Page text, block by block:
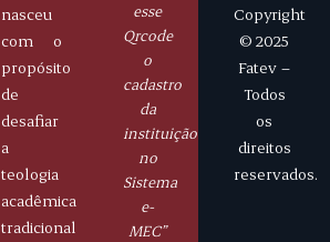
nasceu
com o
propósito
de
desafiar
a
teologia
acadêmica
tradicional
esse
Qrcode
o
cadastro
da
instituição
no
Sistema
e-
MEC”
Copyright
© 2025
Fatev –
Todos
os
direitos
reservados.